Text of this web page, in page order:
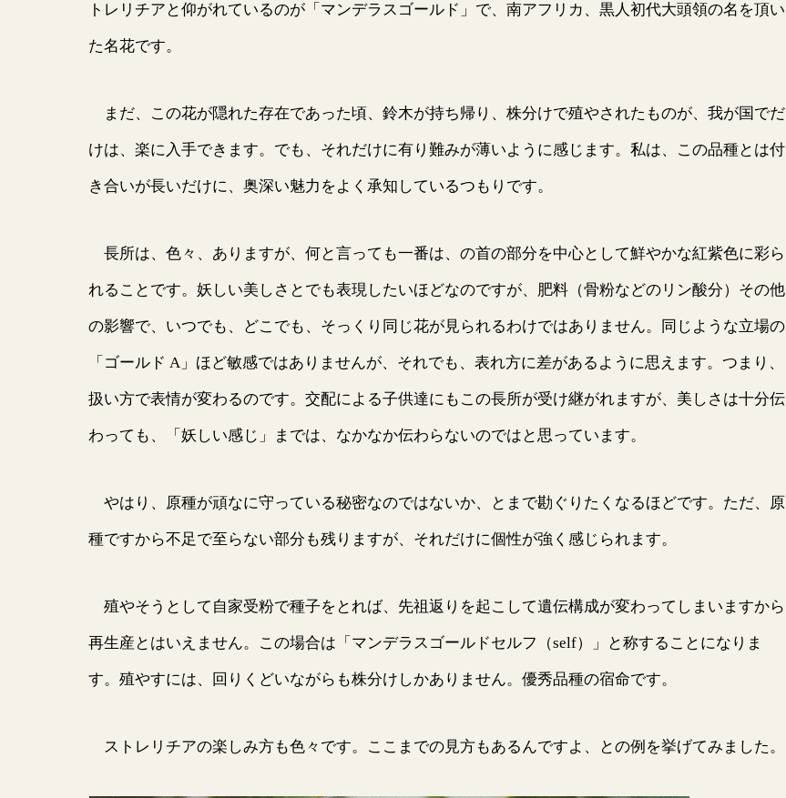
トレリチアと仰がれているのが「マンデラスゴールド」で、南アフリカ、黒人初代大頭領の名を頂い
た名花です。
まだ、この花が隠れた存在であった頃、鈴木が持ち帰り、株分けで殖やされたものが、我が国でだ
けは、楽に入手できます。でも、それだけに有り難みが薄いように感じます。私は、この品種とは付
き合いが長いだけに、奥深い魅力をよく承知しているつもりです。
長所は、色々、ありますが、何と言っても一番は、の首の部分を中心として鮮やかな紅紫色に彩ら
れることです。妖しい美しさとでも表現したいほどなのですが、肥料（骨粉などのリン酸分）その他
の影響で、いつでも、どこでも、そっくり同じ花が見られるわけではありません。同じような立場の
「ゴールド A」ほど敏感ではありませんが、それでも、表れ方に差があるように思えます。つまり、
扱い方で表情が変わるのです。交配による子供達にもこの長所が受け継がれますが、美しさは十分伝
わっても、「妖しい感じ」までは、なかなか伝わらないのではと思っています。
やはり、原種が頑なに守っている秘密なのではないか、とまで勘ぐりたくなるほどです。ただ、原
種ですから不足で至らない部分も残りますが、それだけに個性が強く感じられます。
殖やそうとして自家受粉で種子をとれば、先祖返りを起こして遺伝構成が変わってしまいますから
再生産とはいえません。この場合は「マンデラスゴールドセルフ（self）」と称することになりま
す。殖やすには、回りくどいながらも株分けしかありません。優秀品種の宿命です。
ストレリチアの楽しみ方も色々です。ここまでの見方もあるんですよ、との例を挙げてみました。